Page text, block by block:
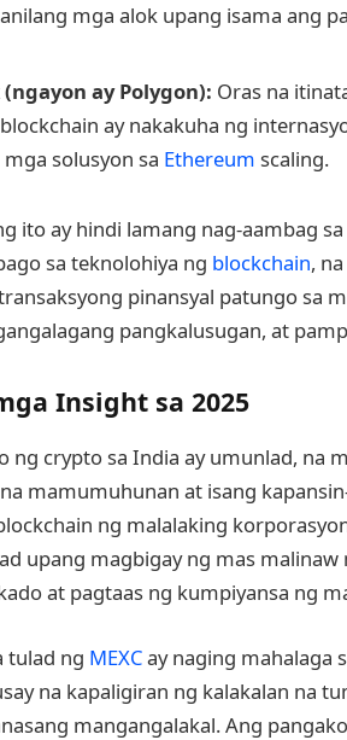
mga alok upang isama ang
ay Polygon): Oras na
ay nakakuha ng
solusyon sa Ethereum scaling.
ito ay hindi lamang nag-aambag
sa teknolohiya ng blockchain,
pinansyal patungo sa
pangkalusugan, at
Insight sa 2025
ng crypto sa India ay umunlad, na
mamumuhunan at isang
ng malalaking
upang magbigay ng mas
at pagtaas ng kumpiyansa ng
tulad ng MEXCay naging mahalaga
na kapaligiran ng kalakalan na
mangangalakal. Ang